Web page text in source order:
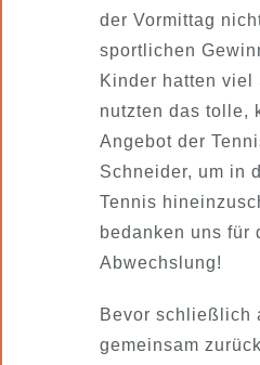
der Vormittag
sportlichen
Kinder hatten viel
nutzten das tolle,
Angebot der
Schneider, um in
Tennis
bedanken uns für
Abwechslung!
Bevor schließlich
gemeinsam